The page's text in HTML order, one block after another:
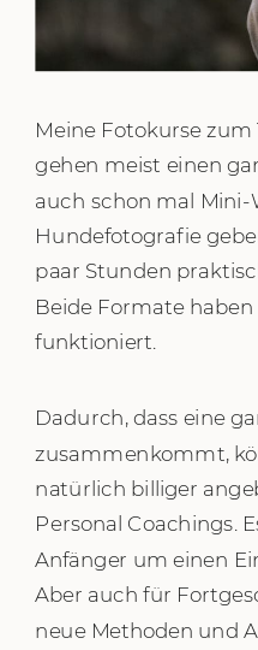
Meine Fotokurse
gehen meist einen
auch schon mal Mini-
Hundefotografie
paar Stunden
Beide Formate
funktioniert.
Dadurch, dass eine
zusammenkommt,
natürlich billiger
Personal Coachings.
Anfänger um einen
Aber auch für
neue Methoden und